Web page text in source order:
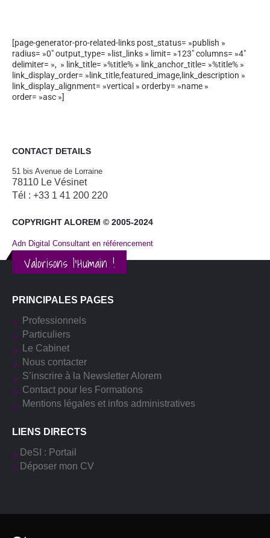
[page-generator-pro-related-links post_status= »publish »
radius= »0″ output_type= »list_links » limit= »123″ columns= »4″
delimiter= », » link_title= »%title% » link_anchor_title= »%title% »
link_display_order= »link_title,featured_image,link_description »
link_display_alignment= »vertical » orderby= »name »
order= »asc »]
CONTACT DETAILS
51 bis Avenue de Lorraine
78110 Le Vésinet
Tél : +33 1 41 200 220
COPYRIGHT ALOREM © 2005-2024
Adn Digital Consultant en référencement
Valorisons l'Humain !
PRINCIPALES PAGES
Professionnels
Particuliers
Le Cabinet
Nous contacter
S’inscrire à la Newsletter Alorem
Contact pour les Formations
Mentions légales et infos administratives
LIENS DIRECTS
DeSI : Portail
Déposer mon CV